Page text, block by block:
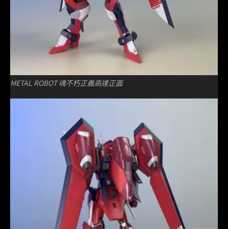
METAL ROBOT 魂不朽正義高達正面